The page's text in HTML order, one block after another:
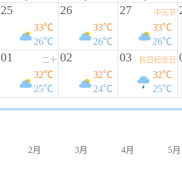
25
33℃
26℃
26
33℃
26℃
27 中元节
33℃
26℃
01 二十
32℃
25℃
02
32℃
24℃
03 抗日纪念日
32℃
25℃
2月 3月 4月 5月